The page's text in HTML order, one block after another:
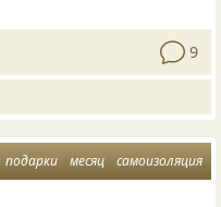
9
подарки месяц самоизоляция